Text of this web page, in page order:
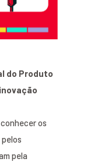
do Produto
os
pela